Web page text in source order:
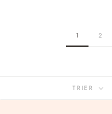
1 2
TRIER